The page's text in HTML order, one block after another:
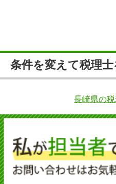
条件を変えて税理
長崎県の